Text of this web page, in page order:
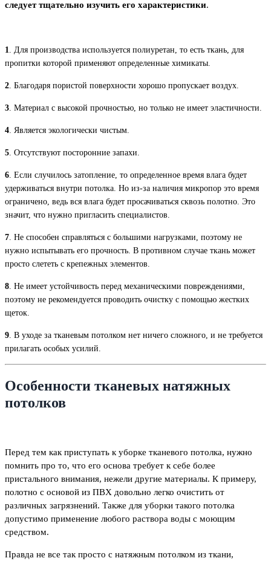
следует тщательно изучить его характеристики.
1
. Для производства используется полиуретан, то есть ткань, для
пропитки которой применяют определенные химикаты.
2 . Благодаря пористой поверхности хорошо пропускает воздух.
3 . Материал с высокой прочностью, но только не имеет эластичности.
4 . Является экологически чистым.
5 . Отсутствуют посторонние запахи.
6 . Если случилось затопление, то определенное время влага будет
удерживаться внутри потолка. Но из-за наличия микропор это время
ограничено, ведь вся влага будет просачиваться сквозь полотно. Это
значит, что нужно пригласить специалистов.
7 . Не способен справляться с большими нагрузками, поэтому не
нужно испытывать его прочность. В противном случае ткань может
просто слететь с крепежных элементов.
8 . Не имеет устойчивость перед механическими повреждениями,
поэтому не рекомендуется проводить очистку с помощью жестких
щеток.
9 . В уходе за тканевым потолком нет ничего сложного, и не требуется
прилагать особых усилий.
Особенности тканевых натяжных
потолков
Перед тем как приступать к уборке тканевого потолка, нужно
помнить про то, что его основа требует к себе более
пристального внимания, нежели другие материалы. К примеру,
полотно с основой из ПВХ довольно легко очистить от
различных загрязнений. Также для уборки такого потолка
допустимо применение любого раствора воды с моющим
средством.
Правда не все так просто с натяжным потолком из ткани,